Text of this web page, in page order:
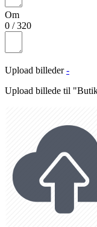
Om
0 /320
Upload billeder -
Upload billede til